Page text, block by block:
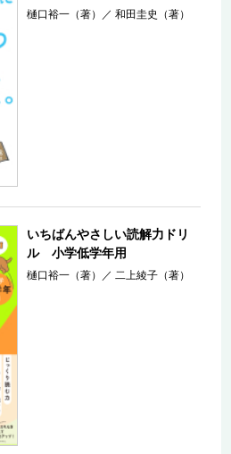
樋口裕一（著） ／和田圭史（著）
いちばんやさしい読解力ドリ
ル 小学低学年用
樋口裕一（著） ／二上綾子（著）